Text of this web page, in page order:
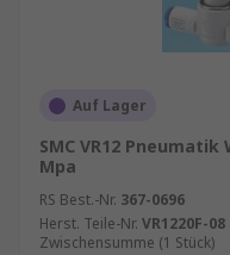
Auf Lager
SMC VR12
Mpa
RS Best.-Nr. 367-0696
Herst. Teile-Nr. VR1220F-08
Zwischensumme (1 Stück)